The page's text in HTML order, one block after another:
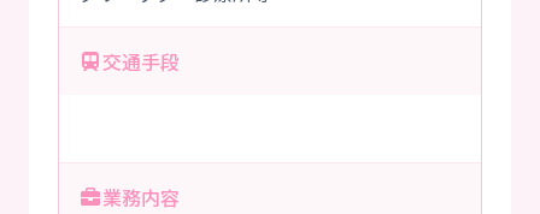
交通手段
業務内容